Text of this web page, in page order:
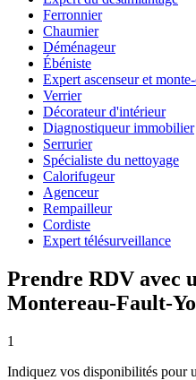
Ferronnier
Chaumier
Déménageur
Ébéniste
Expert ascenseur et
Verrier
Décorateur d'intérieur
Diagnostiqueur immobilier
Serrurier
Spécialiste du nettoyage
Calorifugeur
Agenceur
Rempailleur
Cordiste
Expert télésurveillance
Prendre RDV avec
Montereau-Fault-
1
Indiquez vos disponibilités pour